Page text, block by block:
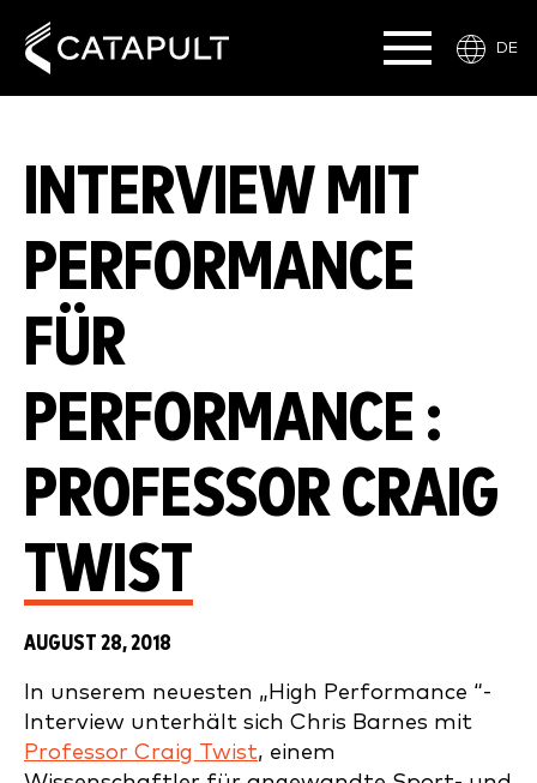
DE
INTERVIEW MIT
PERFORMANCE
FÜR
PERFORMANCE :
PROFESSOR CRAIG
TWIST
AUGUST 28, 2018
In unserem neuesten „High Performance “-
Interview unterhält sich Chris Barnes mit
Professor Craig Twist, einem